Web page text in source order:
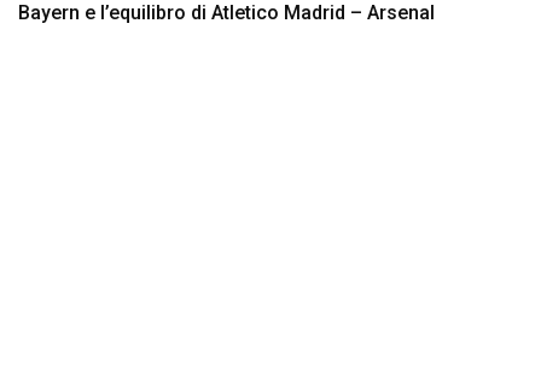
Bayern e l’equilibro di Atletico Madrid – Arsenal